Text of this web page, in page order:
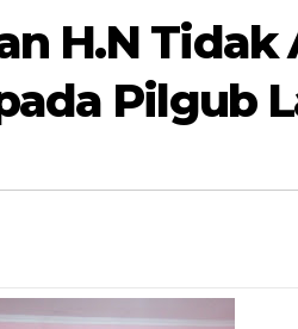
H.N Tidak
Pilgub